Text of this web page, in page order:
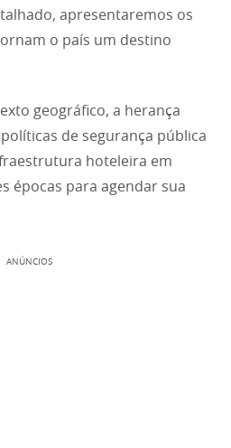
apresentaremos os
o país um destino
geográfico, a herança
de segurança pública
hoteleira em
épocas para agendar sua
ANÚNCIOS